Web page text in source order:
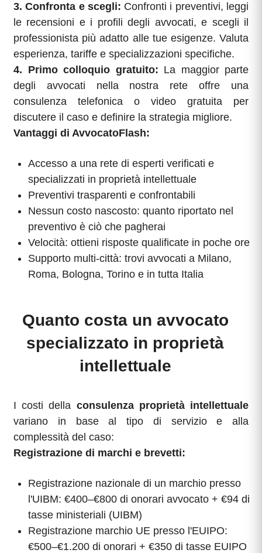
3. Confronta e scegli: Confronti i preventivi, leggi
le recensioni e i profili degli avvocati, e scegli il
professionista più adatto alle tue esigenze. Valuta
esperienza, tariffe e specializzazioni specifiche.
4. Primo colloquio gratuito: La maggior parte
degli avvocati nella nostra rete offre una
consulenza telefonica o video gratuita per
discutere il caso e definire la strategia migliore.
Vantaggi di AvvocatoFlash:
Accesso a una rete di esperti verificati e
specializzati in proprietà intellettuale
Preventivi trasparenti e confrontabili
Nessun costo nascosto: quanto riportato nel
preventivo è ciò che pagherai
Velocità: ottieni risposte qualificate in poche ore
Supporto multi-città: trovi avvocati a Milano,
Roma, Bologna, Torino e in tutta Italia
Quanto costa un avvocato
specializzato in proprietà
intellettuale
I costi della consulenza proprietà intellettuale
variano in base al tipo di servizio e alla
complessità del caso:
Registrazione di marchi e brevetti:
Registrazione nazionale di un marchio presso
l'UIBM: €400–€800 di onorari avvocato + €94 di
tasse ministeriali (UIBM)
Registrazione marchio UE presso l'EUIPO:
€500–€1.200 di onorari + €350 di tasse EUIPO